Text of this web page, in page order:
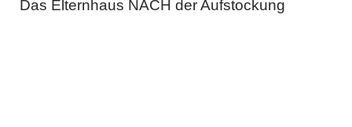
Das Elternhaus NACH der Aufstockung